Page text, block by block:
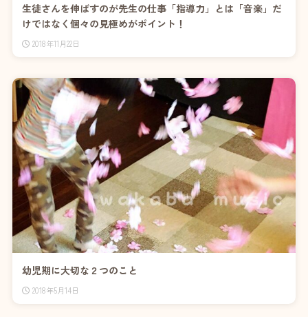
生徒さんを伸ばすのが先生の仕事「指導力」とは「音楽」だ
けではなく個々の見極めがポイント！
2018年11月22日
幼児期に大切な２つのこと
2018年5月14日